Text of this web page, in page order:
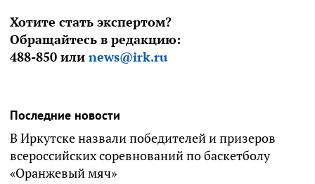
Хотите стать экспертом?
Обращайтесь в редакцию:
488-850 или news@irk.ru
Последние новости
В Иркутске назвали победителей и призеров
всероссийских соревнований по баскетболу
«Оранжевый мяч»